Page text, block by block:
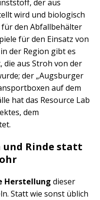
der aus
wird und biologisch
den Abfallbehälter
für den Einsatz von
der Region gibt es
die aus Stroh von der
der „Augsburger
auf dem
hat das Resource Lab
dem
und Rinde statt
Herstellung dieser
Statt wie sonst üblich